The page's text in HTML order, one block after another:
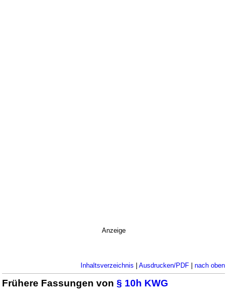
Anzeige
Inhaltsverzeichnis | Ausdrucken/PDF| nach oben
Frühere Fassungen von§ 10h KWG